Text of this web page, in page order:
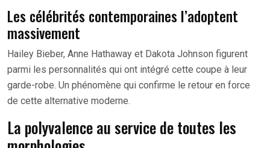
Les célébrités contemporaines l’adoptent
massivement
Hailey Bieber, Anne Hathaway et Dakota Johnson figurent
parmi les personnalités qui ont intégré cette coupe à leur
garde-robe. Un phénomène qui confirme le retour en force
de cette alternative moderne.
La polyvalence au service de toutes les